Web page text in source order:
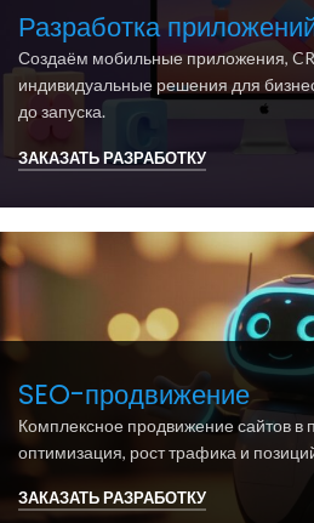
Разработка
Создаём мобильные приложения,
индивидуальные решения для
до запуска.
ЗАКАЗАТЬ РАЗРАБОТКУ
SEO-продвижение
Комплексное продвижение сайтов в
оптимизация, рост трафика и
ЗАКАЗАТЬ РАЗРАБОТКУ